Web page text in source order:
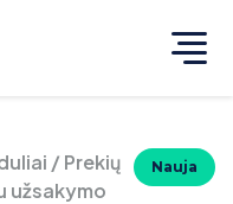
Nauja
/Prekių
užsakymo